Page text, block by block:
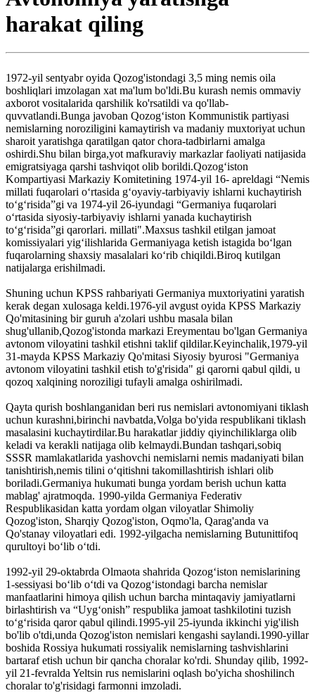
harakat qiling
1972-yil sentyabr oyida Qozog'istondagi 3,5 ming nemis oila
boshliqlari imzolagan xat ma'lum bo'ldi.Bu kurash nemis ommaviy
axborot vositalarida qarshilik ko'rsatildi va qo'llab-
quvvatlandi.Bunga javoban Qozogʻiston Kommunistik partiyasi
nemislarning noroziligini kamaytirish va madaniy muxtoriyat uchun
sharoit yaratishga qaratilgan qator chora-tadbirlarni amalga
oshirdi.Shu bilan birga,yot mafkuraviy markazlar faoliyati natijasida
emigratsiyaga qarshi tashviqot olib borildi.Qozogʻiston
Kompartiyasi Markaziy Komitetining 1974-yil 16- apreldagi “Nemis
millati fuqarolari oʻrtasida gʻoyaviy-tarbiyaviy ishlarni kuchaytirish
toʻgʻrisida”gi va 1974-yil 26-iyundagi “Germaniya fuqarolari
oʻrtasida siyosiy-tarbiyaviy ishlarni yanada kuchaytirish
toʻgʻrisida”gi qarorlari. millati".Maxsus tashkil etilgan jamoat
komissiyalari yigʻilishlarida Germaniyaga ketish istagida boʻlgan
fuqarolarning shaxsiy masalalari koʻrib chiqildi.Biroq kutilgan
natijalarga erishilmadi.
Shuning uchun KPSS rahbariyati Germaniya muxtoriyatini yaratish
kerak degan xulosaga keldi.1976-yil avgust oyida KPSS Markaziy
Qo'mitasining bir guruh a'zolari ushbu masala bilan
shug'ullanib,Qozog'istonda markazi Ereymentau bo'lgan Germaniya
avtonom viloyatini tashkil etishni taklif qildilar.Keyinchalik,1979-yil
31-mayda KPSS Markaziy Qo'mitasi Siyosiy byurosi "Germaniya
avtonom viloyatini tashkil etish to'g'risida" gi qarorni qabul qildi, u
qozoq xalqining noroziligi tufayli amalga oshirilmadi.
Qayta qurish boshlanganidan beri rus nemislari avtonomiyani tiklash
uchun kurashni,birinchi navbatda,Volga bo'yida respublikani tiklash
masalasini kuchaytirdilar.Bu harakatlar jiddiy qiyinchiliklarga olib
keladi va kerakli natijaga olib kelmaydi.Bundan tashqari,sobiq
SSSR mamlakatlarida yashovchi nemislarni nemis madaniyati bilan
tanishtirish,nemis tilini oʻqitishni takomillashtirish ishlari olib
boriladi.Germaniya hukumati bunga yordam berish uchun katta
mablag' ajratmoqda. 1990-yilda Germaniya Federativ
Respublikasidan katta yordam olgan viloyatlar Shimoliy
Qozog'iston, Sharqiy Qozog'iston, Oqmo'la, Qarag'anda va
Qo'stanay viloyatlari edi. 1992-yilgacha nemislarning Butunittifoq
qurultoyi boʻlib oʻtdi.
1992-yil 29-oktabrda Olmaota shahrida Qozogʻiston nemislarining
1-sessiyasi boʻlib oʻtdi va Qozogʻistondagi barcha nemislar
manfaatlarini himoya qilish uchun barcha mintaqaviy jamiyatlarni
birlashtirish va “Uygʻonish” respublika jamoat tashkilotini tuzish
toʻgʻrisida qaror qabul qilindi.1995-yil 25-iyunda ikkinchi yig'ilish
bo'lib o'tdi,unda Qozog'iston nemislari kengashi saylandi.1990-yillar
boshida Rossiya hukumati rossiyalik nemislarning tashvishlarini
bartaraf etish uchun bir qancha choralar ko'rdi. Shunday qilib, 1992-
yil 21-fevralda Yeltsin rus nemislarini oqlash bo'yicha shoshilinch
choralar to'g'risidagi farmonni imzoladi.